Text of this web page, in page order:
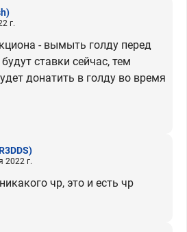
г.
- вымыть голду перед
ставки сейчас, тем
донатить в голду во время
2022 г.
чр, это и есть чр